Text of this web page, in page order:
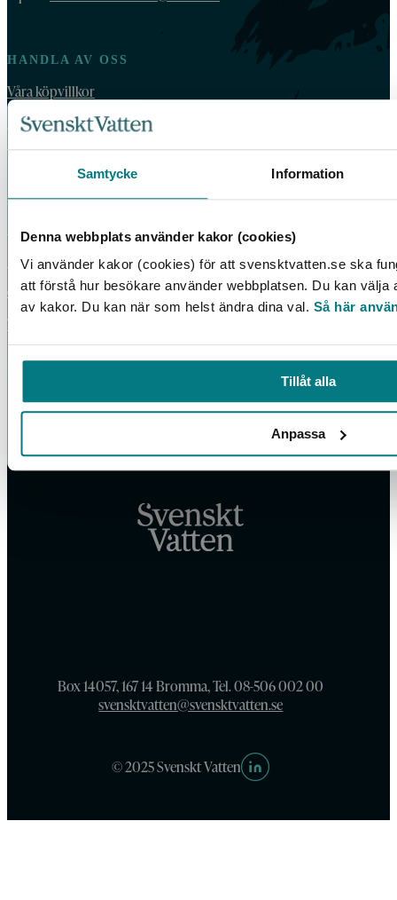
Samtycke Information
Denna webbplats använder kakor (cookies)
Vi använder kakor (cookies) för att svensktvatten.se ska
att förstå hur besökare använder webbplatsen. Du kan välja
av kakor. Du kan när som helst ändra dina val. Så här
Tillåt alla
Anpassa
HANDLA AV OSS
Våra köpvillkor
For orders outside Sweden and Norway, please order by email:
Vattenbokhandeln ägs och drivs av Svenskt Vatten.
Vi behandlar dina personuppgifter enligt Svenskt Vattens
dataskyddspolicy.
Tillgänglighetsredogörelse
Box 14057, 167 14 Bromma, Tel. 08-506 002 00
svensktvatten@svensktvatten.se
© 2025 Svenskt Vatten